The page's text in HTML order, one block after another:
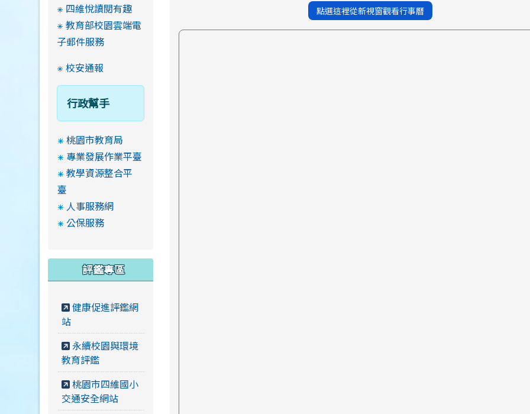
點選這裡從新視窗觀看行事曆
四維悅讀閱有趣
教育部校園雲端電
子郵件服務
校安通報
行政幫手
桃園市教育局
專業發展作業平臺
教學資源整合平
臺
人事服務網
公保服務
評鑑專區
健康促進評鑑網
站
永續校園與環境
教育評鑑
桃園市四維國小
交通安全網站